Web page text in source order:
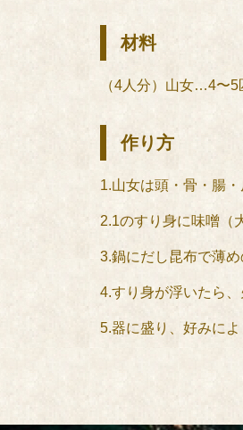
材料
（4人分）山女…4〜
作り方
1.山女は頭・骨・腸
2.1のすり身に味噌（
3.鍋にだし昆布で薄
4.すり身が浮いたら
5.器に盛り、好みによ